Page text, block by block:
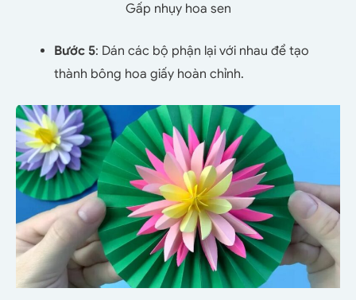
Gấp nhụy hoa sen
Bước 5: Dán các bộ phận lại với nhau để tạo
thành bông hoa giấy hoàn chỉnh.